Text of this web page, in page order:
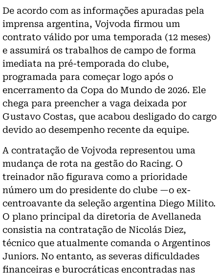
De acordo com as informações apuradas pela
imprensa argentina, Vojvoda firmou um
contrato válido por uma temporada (12 meses)
e assumirá os trabalhos de campo de forma
imediata na pré-temporada do clube,
programada para começar logo após o
encerramento da Copa do Mundo de 2026. Ele
chega para preencher a vaga deixada por
Gustavo Costas, que acabou desligado do cargo
devido ao desempenho recente da equipe.
A contratação de Vojvoda representou uma
mudança de rota na gestão do Racing. O
treinador não figurava como a prioridade
número um do presidente do clube —o ex-
centroavante da seleção argentina Diego Milito.
O plano principal da diretoria de Avellaneda
consistia na contratação de Nicolás Diez,
técnico que atualmente comanda o Argentinos
Juniors. No entanto, as severas dificuldades
financeiras e burocráticas encontradas nas